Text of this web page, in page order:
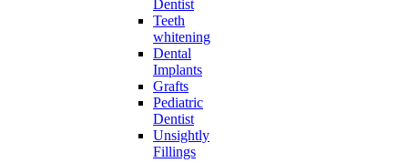
Dentist
Teeth
whitening
Dental
Implants
Grafts
Pediatric
Dentist
Unsightly
Fillings